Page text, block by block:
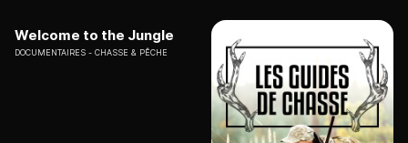
Welcome to the Jungle
DOCUMENTAIRES CHASSE & PÊCHE